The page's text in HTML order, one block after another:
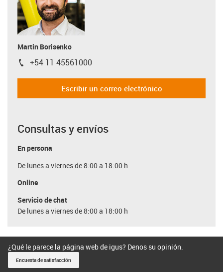
Martin Borisenko
igus-icon-phone
+54 11 45561000
Escribir un correo electrónico
Consultas y envíos
En persona
De lunes a viernes de 8:00 a 18:00 h
Online
Servicio de chat
De lunes a viernes de 8:00 a 18:00 h
¿Qué le parece la página web de igus? Denos su opinión.
Encuesta de satisfacción